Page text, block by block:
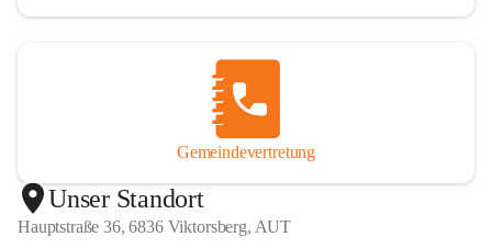
Gemeindevertretung
Unser Standort
Hauptstraße 36, 6836 Viktorsberg, AUT